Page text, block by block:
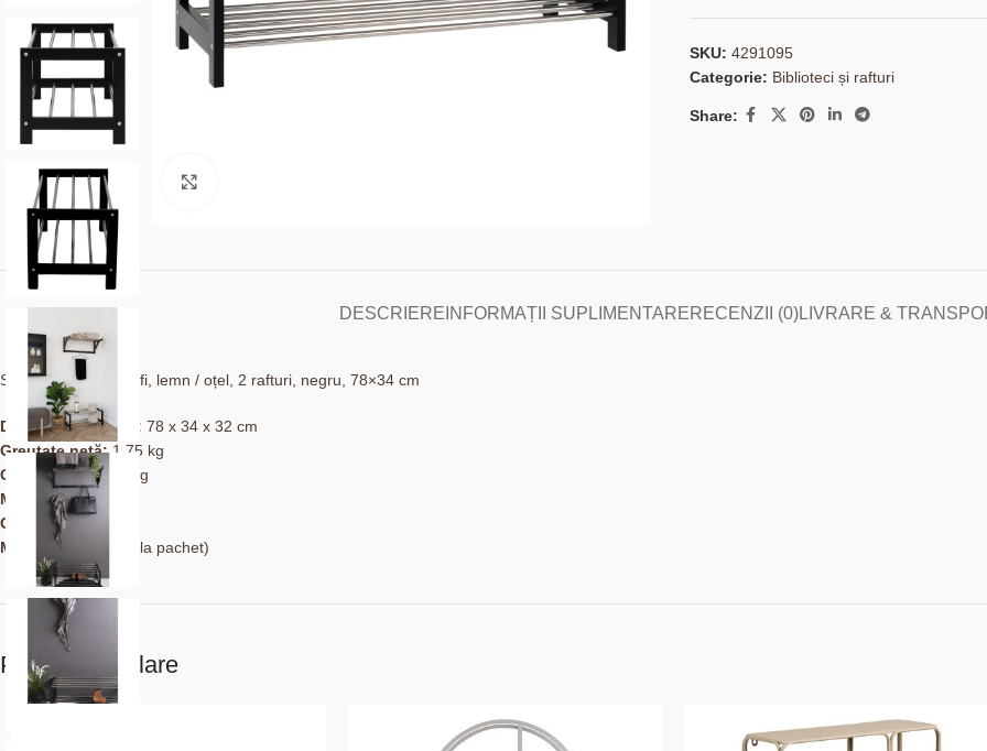
SKU: 4291095
Categorie: Biblioteci și rafturi
Share:
DESCRIERE INFORMAȚII SUPLIMENTARERECENZII (0)LIVRARE &
Suport pentru pantofi, lemn / oțel, 2 rafturi, negru, 78×34 cm
Dimensiuni (LxlxÎ): 78 x 34 x 32 cm
Greutate netă:1.75 kg
Greutate brută:
2 kg
Material:Plop, Oțel
Culoare:negru
Montaj: Demontat (la pachet)
Produse similare